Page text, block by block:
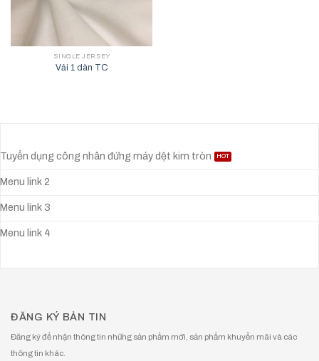
SINGLE JERSEY
Vải 1 dàn TC
Tuyển dụng công nhân đứng máy dệt kim tròn
Menu link 2
Menu link 3
Menu link 4
ĐĂNG KÝ BẢN TIN
Đăng ký để nhận thông tin những sản phẩm mới, sản phẩm khuyễn mãi và các
thông tin khác.